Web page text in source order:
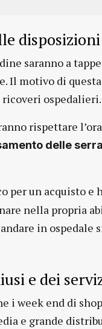
saranno a
Il motivo di
ospedalieri.
rispettare
delle
per un acquisto
nella propria
in ospedale
e dei
i week end di
e grande